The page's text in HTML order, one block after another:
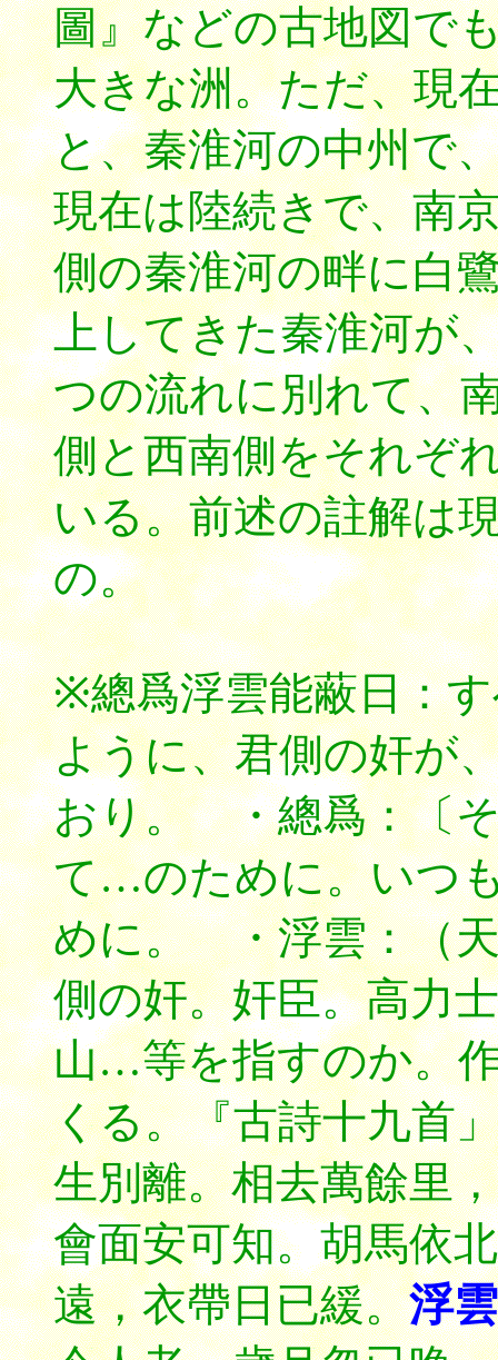
圖』などの古地図で
大きな洲。ただ、現
と、秦淮河の中州で
現在は陸続きで、南
側の秦淮河の畔に白
上してきた秦淮河が
つの流れに別れて、
側と西南側をそれぞ
いる。前述の註解は
の。
※總爲浮雲能蔽日：
ように、君側の奸が
おり。 ・總爲：〔そ
て…のために。いつ
めに。 ・浮雲：（
側の奸。奸臣。高力
山…等を指すのか。
くる。『古詩十九首
生別離。相去萬餘里
會面安可知。胡馬依
遠，衣帶日已緩。浮雲